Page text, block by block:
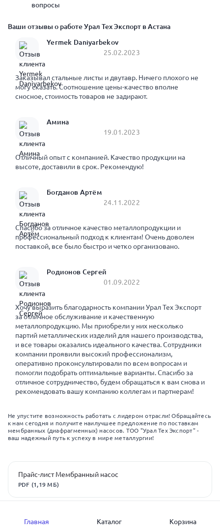
вопросы
Ваши отзывы о работе Урал Тех Экспорт в Астана
Yermek Daniyarbekov
25.02.2023
Заказывал стальные листы и двутавр. Ничего плохого не
могу сказать. Соотношение цены-качество вполне
сносное, стоимость товаров не задирают.
Амина
19.01.2023
Отличный опыт с компанией. Качество продукции на
высоте, доставили в срок. Рекомендую!
Богданов Артём
24.11.2022
Спасибо за отличное качество металлопродукции и
профессиональный подход к клиентам! Очень доволен
поставкой, все было быстро и четко организовано.
Родионов Сергей
01.09.2022
Хочу выразить благодарность компании Урал Тех Экспорт
за отличное обслуживание и качественную
металлопродукцию. Мы приобрели у них несколько
партий металлических изделий для нашего производства,
и все товары оказались идеального качества. Сотрудники
компании проявили высокий профессионализм,
оперативно проконсультировали по всем вопросам и
помогли подобрать оптимальные варианты. Спасибо за
отличное сотрудничество, будем обращаться к вам снова и
рекомендовать вашу компанию коллегам и партнерам!
Не упустите возможность работать с лидером отрасли! Обращайтесь
к нам сегодня и получите наилучшее предложение по поставкам
мембранных (диафрагменных) насосов. ТОО "Урал Тех Экспорт" -
ваш надежный путь к успеху в мире металлургии!
Прайс-лист Мембранный насос
PDF (1,19 МБ)
Главная Каталог Корзина